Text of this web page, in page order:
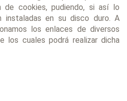
cookies, pudiendo, si así lo
instaladas en su disco duro. A
los enlaces de diversos
los cuales podrá realizar dicha